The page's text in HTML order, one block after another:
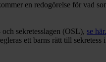
en redogörelse för vad
sekretesslagen (OSL), se här.
ett barns rätt till